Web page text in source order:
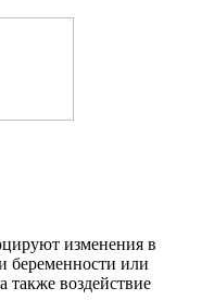
изменения в
беременности или
также воздействие